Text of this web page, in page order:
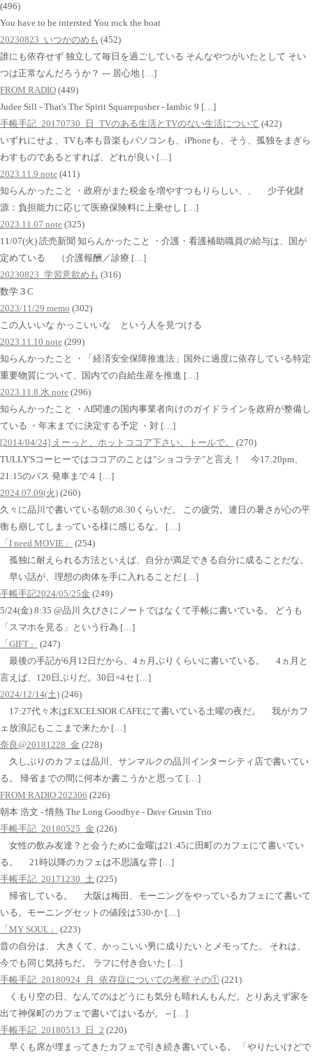
(496)
You have to be intersted You rock the boat
20230823_いつかのめも (452)
誰にも依存せず 独立して毎日を過ごしている そんなやつがいたとして そい
つは正常なんだろうか？ --- 居心地 […]
FROM RADIO (449)
Judee Sill - That's The Spirit Squarepusher - Iambic 9 […]
手帳手記_20170730_日_TVのある生活とTVのない生活について (422)
いずれにせよ、TVも本も音楽もパソコンも、iPhoneも、そう、孤独をまぎら
わすものであるとすれば、どれが良い […]
2023.11.9 note (411)
知らんかったこと ・政府がまた税金を増やすつもりらしい、、 少子化財
源：負担能力に応じて医療保険料に上乗せし […]
2023.11.07 note (325)
11/07(火) 読売新聞 知らんかったこと ・介護・看護補助職員の給与は、国が
定めている （介護報酬／診療 […]
20230823_学習意欲めも (316)
数学３C
2023/11/29 memo (302)
この人いいな かっこいいな という人を見つける
2023.11.10 note (299)
知らんかったこと ・「経済安全保障推進法」国外に過度に依存している特定
重要物質について、国内での自給生産を推進 […]
2023.11.8.水 note (296)
知らんかったこと ・AI関連の国内事業者向けのガイドラインを政府が整備し
ている ・年末までに決定する予定 ・対 […]
[2014/04/24] えーっと、ホットココア下さい。トールで。
(270)
TULLY'Sコーヒーではココアのことは"ショコラテ"と言え！ 今17:20pm、
21:15のバス 発車まで４ […]
2024.07.09(火) (260)
久々に品川で書いている朝の8:30くらいだ。 この疲労。連日の暑さが心の平
衡も崩してしまっている様に感じるな。 […]
「I need MOVIE」
(254)
孤独に耐えられる方法といえば、自分が満足できる自分に成ることだな。
早い話が、理想の肉体を手に入れることだ […]
手帳手記2024/05/25金 (249)
5/24(金) 8:35 @品川 久びさにノートではなくて手帳に書いている。 どうも
「スマホを見る」という行為 […]
「GIFT」
(247)
最後の手記が6月12日だから、4ヵ月ぶりくらいに書いている。 4ヵ月と
言えば、120日ぶりだ。30日×4セ […]
2024/12/14(土) (246)
17:27代々木はEXCELSIOR CAFEにて書いている土曜の夜だ。 我がカフ
ェ放浪記もここまで来たか […]
奈良@20181228_金 (228)
久しぶりのカフェは品川、サンマルクの品川インターシティ店で書いてい
る。 帰省までの間に何本か書こうかと思って […]
FROM RADIO 202306 (226)
朝本 浩文 - 情熱 The Long Goodbye - Dave Grusin Trio
手帳手記_20180525_金 (226)
女性の飲み友達？と会うために金曜は21:45に田町のカフェにて書いてい
る。 21時以降のカフェは不思議な雰 […]
手帳手記_20171230_土 (225)
帰省している。 大阪は梅田、モーニングをやっているカフェにて書いて
いる。モーニングセットの値段は530-か […]
「MY SOUL」
(223)
昔の自分は、 大きくて、かっこいい男に成りたい とメモってた。 それは、
今でも同じ気持ちだ。 ラフに付き合いた […]
手帳手記_20180924_月_依存症についての考察 その① (221)
くもり空の日、なんてのはどうにも気分も晴れんもんだ。とりあえず家を
出て神保町のカフェで書いてはいるが。 -- […]
手帳手記_20180513_日_2 (220)
早くも席が埋まってきたカフェで引き続き書いている。 「やりたいけどで